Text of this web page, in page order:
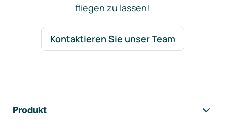
fliegen zu lassen!
Kontaktieren Sie unser Team
Produkt